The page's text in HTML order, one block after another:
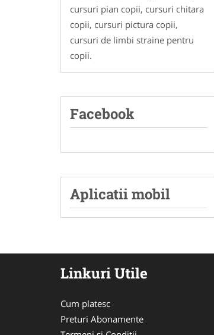
cursuri pian copii, cursuri chitara
copii, cursuri pictura copii,
cursuri de limbi straine pentru
copii.
Facebook
Aplicatii mobil
Linkuri Utile
Cum platesc
Preturi Abonamente